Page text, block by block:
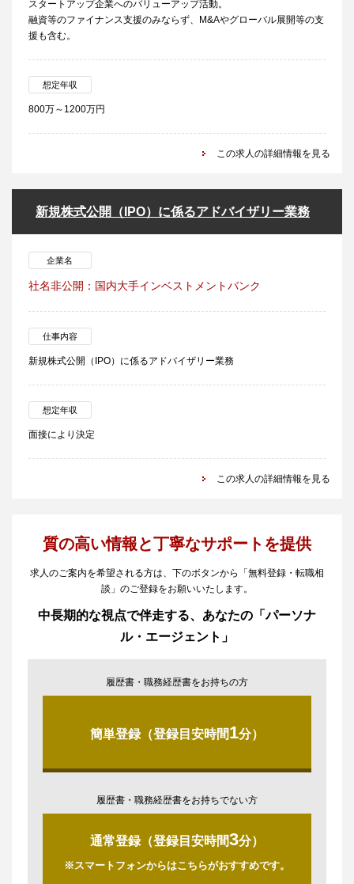
スタートアップ企業へのバリューアップ活動。
融資等のファイナンス支援のみならず、M&Aやグローバル展開等の支
援も含む。
想定年収
800万～1200万円
この求人の詳細情報を見る
新規株式公開（IPO）に係るアドバイザリー業務
企業名
社名非公開：国内大手インベストメントバンク
仕事内容
新規株式公開（IPO）に係るアドバイザリー業務
想定年収
面接により決定
この求人の詳細情報を見る
質の高い情報と丁寧なサポートを提供
求人のご案内を希望される方は、下のボタンから「無料登録・転職相
談」のご登録をお願いいたします。
中長期的な視点で伴走する、あなたの「パーソナ
ル・エージェント」
履歴書・職務経歴書をお持ちの方
簡単登録（登録目安時間1分）
履歴書・職務経歴書をお持ちでない方
通常登録（登録目安時間3分）
※スマートフォンからはこちらがおすすめです。